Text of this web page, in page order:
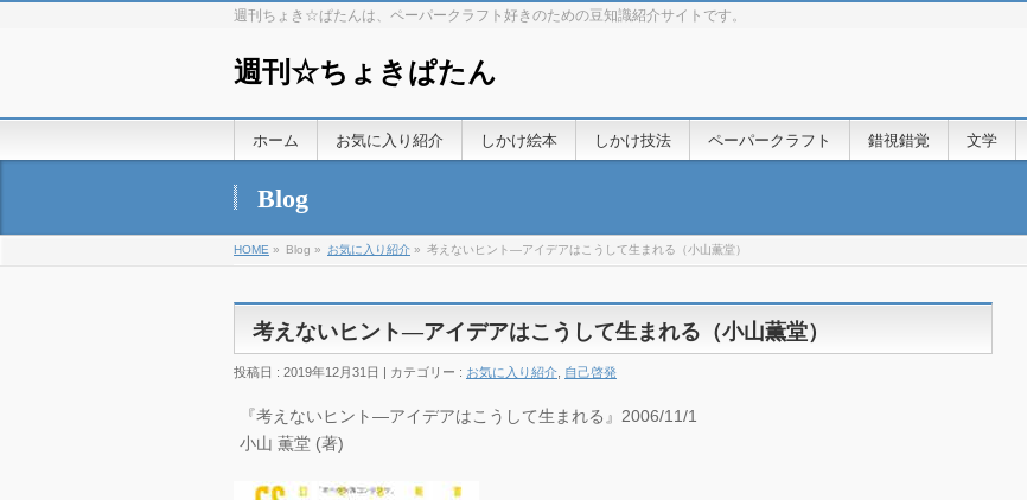
週刊ちょき☆ぱたんは、ペーパークラフト好きのための豆知識紹介サイトです。
週刊☆ちょきぱたん
ホーム お気に入り紹介 しかけ絵本 しかけ技法 ペーパークラフト 錯視錯覚 文学
Blog
HOME » Blog » お気に入り紹介 » 考えないヒント―アイデアはこうして生まれる（小山薫堂）
考えないヒント―アイデアはこうして生まれる（小山薫堂）
投稿日 : 2019年12月31日 | カテゴリー : お気に入り紹介 自己啓発
『考えないヒント―アイデアはこうして生まれる』2006/11/1
小山 薫堂 (著)